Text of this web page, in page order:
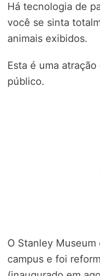
Há tecnologia de
você se sinta
animais exibidos.
Esta é uma
público.
O Stanley
campus e foi